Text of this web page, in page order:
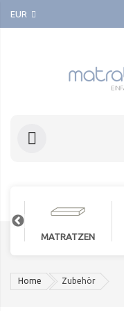
EUR
MATRATZEN
Home Zubehör